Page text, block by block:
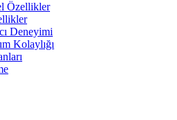
Özellikler
Deneyimi
Kolaylığı